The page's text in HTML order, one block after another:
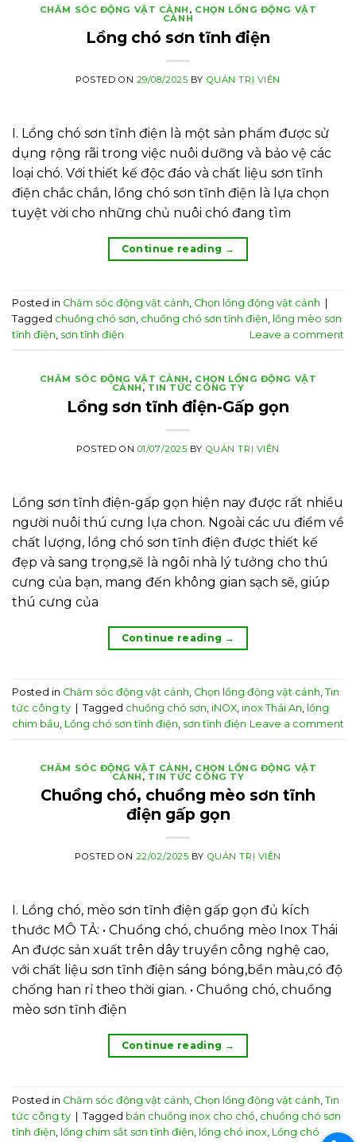
CHĂM SÓC ĐỘNG VẬT CẢNH , CHỌN LỒNG ĐỘNG VẬT
CẢNH
Lồng chó sơn tĩnh điện
POSTED ON 29/08/2025 BY QUẢN TRỊ VIÊN
I. Lồng chó sơn tĩnh điện là một sản phẩm được sử
dụng rộng rãi trong việc nuôi dưỡng và bảo vệ các
loại chó. Với thiết kế độc đáo và chất liệu sơn tĩnh
điện chắc chắn, lồng chó sơn tĩnh điện là lựa chọn
tuyệt vời cho những chủ nuôi chó đang tìm
Continue reading →
Posted in Chăm sóc động vật cảnh, Chọn lồng động vật cảnh
Tagged chuồng chó sơn, chuồng chó sơn tĩnh điện, lồng mèo sơn
tĩnh điện, sơn tĩnh điện Leave a comment
CHĂM SÓC ĐỘNG VẬT CẢNH , CHỌN LỒNG ĐỘNG VẬT
CẢNH , TIN TỨC CÔNG TY
Lồng sơn tĩnh điện-Gấp gọn
POSTED ON 01/07/2025 BY QUẢN TRỊ VIÊN
Lồng sơn tĩnh điện-gấp gọn hiện nay được rất nhiều
người nuôi thú cưng lựa chon. Ngoài các ưu điểm về
chất lượng, lồng chó sơn tĩnh điện được thiết kế
đẹp và sang trọng,sẽ là ngôi nhà lý tưởng cho thú
cưng của bạn, mang đến không gian sạch sẽ, giúp
thú cưng của
Continue reading →
Posted in Chăm sóc động vật cảnh Chọn lồng động vật cảnh Tin
tức công ty
Tagged chuồng chó sơn iNOX inox Thái An
lồng
chim bầu Lồng chó sơn tĩnh điện sơn tĩnh điện Leave a comment
CHĂM SÓC ĐỘNG VẬT CẢNH , CHỌN LỒNG ĐỘNG VẬT
CẢNH , TIN TỨC CÔNG TY
Chuồng chó, chuồng mèo sơn tĩnh
điện gấp gọn
POSTED ON 22/02/2025 BY QUẢN TRỊ VIÊN
I. Lồng chó, mèo sơn tĩnh điện gấp gọn đủ kích
thước MÔ TẢ: • Chuồng chó, chuồng mèo Inox Thái
An được sản xuất trên dây truyền công nghệ cao,
với chất liệu sơn tĩnh điện sáng bóng,bền màu,có độ
chống han rỉ theo thời gian. • Chuồng chó, chuồng
mèo sơn tĩnh điện
Continue reading →
Posted in Chăm sóc động vật cảnh Chọn lồng động vật cảnh Tin
tức công ty | Tagged bán chuồng inox cho chó chuồng chó sơn
tĩnh điện lồng chim sắt sơn tĩnh điện lồng chó inox Lồng chó